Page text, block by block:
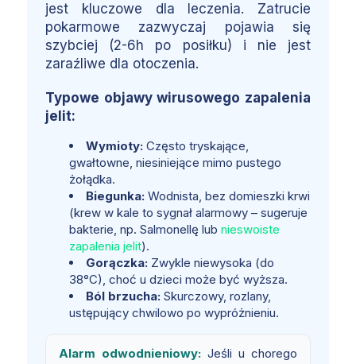
jest kluczowe dla leczenia. Zatrucie
pokarmowe zazwyczaj pojawia się
szybciej (2-6h po posiłku) i nie jest
zaraźliwe dla otoczenia.
Typowe objawy wirusowego zapalenia
jelit:
Wymioty: Często tryskające,
gwałtowne, niesiniejące mimo pustego
żołądka.
Biegunka: Wodnista, bez domieszki krwi
(krew w kale to sygnał alarmowy – sugeruje
bakterie, np. Salmonellę lubnieswoiste
zapalenia jelit).
Gorączka: Zwykle niewysoka (do
38°C), choć u dzieci może być wyższa.
Ból brzucha: Skurczowy, rozlany,
ustępujący chwilowo po wypróżnieniu.
Alarm odwodnieniowy: Jeśli u chorego